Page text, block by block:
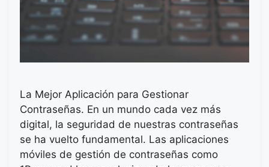
La Mejor Aplicación para Gestionar
Contraseñas. En un mundo cada vez más
digital, la seguridad de nuestras contraseñas
se ha vuelto fundamental. Las aplicaciones
móviles de gestión de contraseñas como